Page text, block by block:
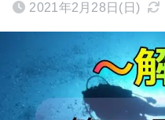
2021年2月28日(日)